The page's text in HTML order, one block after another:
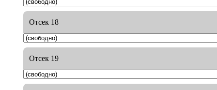
Отсек 18
Отсек 19